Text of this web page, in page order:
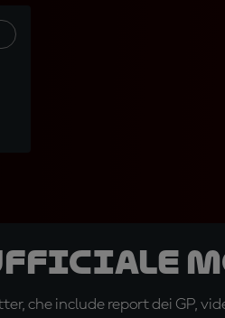
che include report dei GP,